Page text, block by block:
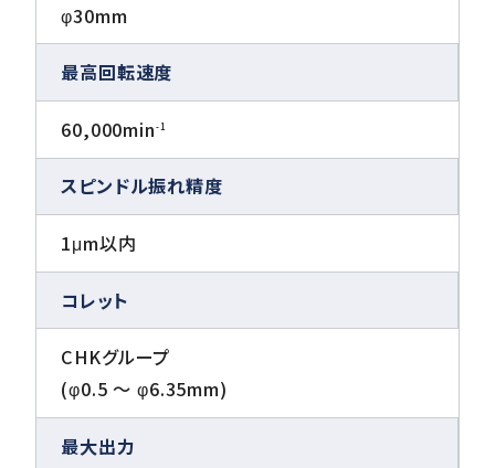
φ30mm
最高回転速度
60,000min-1
スピンドル振れ精度
1μm以内
コレット
CHKグループ
(φ0.5 〜 φ6.35mm)
最大出力